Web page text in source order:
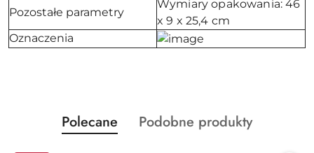
Pozostałe parametry
Wymiary opakowania: 46
x 9 x 25,4 cm
Oznaczenia
Pomiń karuzelę produktów
Produkty
o
Polecane
Produkty
Podobne produkty